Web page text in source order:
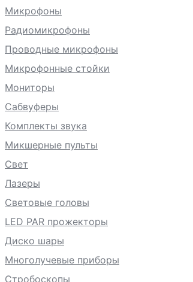
Микрофоны
Радиомикрофоны
Проводные микрофоны
Микрофонные стойки
Мониторы
Сабвуферы
Комплекты звука
Микшерные пульты
Свет
Лазеры
Световые головы
LED PAR прожекторы
Диско шары
Многолучевые приборы
Стробоскопы